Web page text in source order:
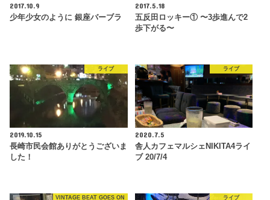
2017.10.9
少年少女のように 銀座バーブラ
2017.5.18
五反田ロッキー① 〜3歩進んで2
歩下がる〜
ライブ
2019.10.15
長崎市民会館ありがとうございま
した！
ライブ
2020.7.5
舎人カフェマルシェNIKITA4ライ
ブ 20/7/4
VINTAGE BEAT GOES ON ライブ